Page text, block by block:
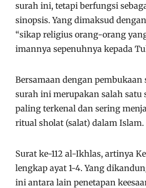
surah ini, tetapi berfungsi
sinopsis. Yang dimaksud
“sikap religius orang-orang
imannya sepenuhnya kepada
Bersamaan dengan pembukaan
surah ini merupakan salah satu
paling terkenal dan sering
ritual sholat (salat) dalam Islam.
Surat ke-112 al-Ikhlas, artinya
lengkap ayat 1-4. Yang
ini antara lain penetapan